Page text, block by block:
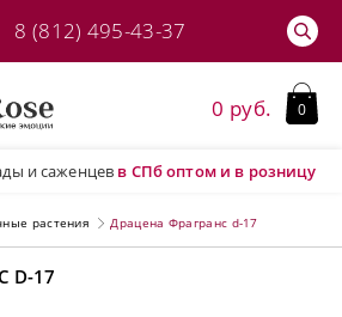
8 (812) 495-43-37
и саженцев в СПбоптом и в розницу
0 руб. 0
растения Драцена Фрагранс d-17
D-17